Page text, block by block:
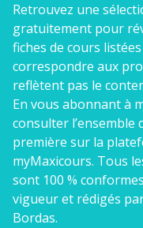
Par matière
Nos offres
Qui sommes-nous ?
Conseils pour les
Retrouvez une
gratuitement pour
fiches de cours
correspondre aux
reflètent pas le
En vous abonnant à
consulter l’ensemble
première sur la
myMaxicours. Tous
sont 100 %
vigueur et rédigés
Bordas.